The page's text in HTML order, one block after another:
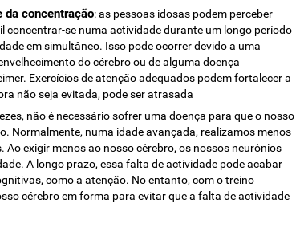
da concentração: as pessoas idosas podem perceber
concentrar-se numa actividade durante um longo período
em simultâneo. Isso pode ocorrer devido a uma
do cérebro ou de alguma doença
Exercícios de atenção adequados podem fortalecer a
não seja evitada, pode ser atrasada
não é necessário sofrer uma doença para que o nosso
Normalmente, numa idade avançada, realizamos menos
exigir menos ao nosso cérebro, os nossos neurónios
A longo prazo, essa falta de actividade pode acabar
como a atenção. No entanto, com o treino
cérebro em forma para evitar que a falta de actividade